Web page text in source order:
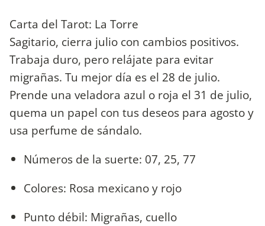
Carta del Tarot: La Torre
Sagitario, cierra julio con cambios positivos.
Trabaja duro, pero relájate para evitar
migrañas. Tu mejor día es el 28 de julio.
Prende una veladora azul o roja el 31 de julio,
quema un papel con tus deseos para agosto y
usa perfume de sándalo.
Números de la suerte: 07, 25, 77
Colores: Rosa mexicano y rojo
Punto débil: Migrañas, cuello